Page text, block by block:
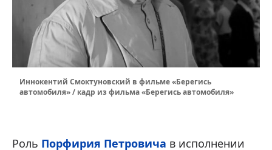
Иннокентий Смоктуновский в фильме «Берегись
автомобиля» / кадр из фильма «Берегись автомобиля»
Роль Порфирия Петровича в исполнении